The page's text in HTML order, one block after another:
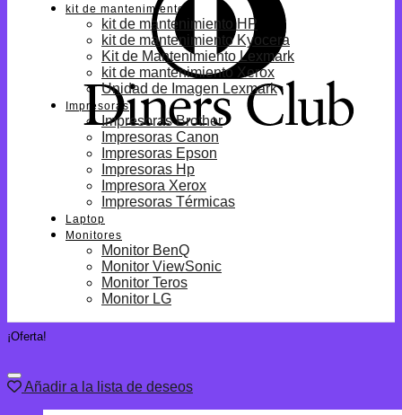
kit de mantenimiento
kit de mantenimiento HP
kit de mantenimiento Kyocera
Kit de Mantenimiento Lexmark
kit de mantenimiento Xerox
Unidad de Imagen Lexmark
Impresoras
Impresoras Brother
Impresoras Canon
Impresoras Epson
Impresoras Hp
Impresora Xerox
Impresoras Térmicas
Laptop
Monitores
Monitor BenQ
Monitor ViewSonic
Monitor Teros
Monitor LG
¡Oferta!
Añadir a la lista de deseos